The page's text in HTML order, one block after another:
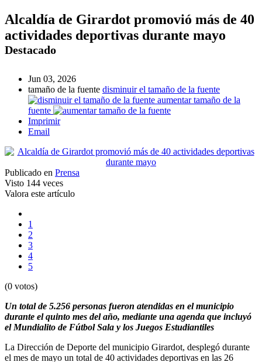
Alcaldía de Girardot promovió más de 40
actividades deportivas durante mayo
Destacado
Jun 03, 2026
tamaño de la fuente disminuir el tamaño de la fuente
aumentar tamaño de la
fuente
Imprimir
Email
Publicado en Prensa
Visto 144 veces
Valora este artículo
1
2
3
4
5
(0 votos)
Un total de 5.256 personas fueron atendidas en el municipio
durante el quinto mes del año, mediante una agenda que incluyó
el Mundialito de Fútbol Sala y los Juegos Estudiantiles
La Dirección de Deporte del municipio Girardot, desplegó durante
el mes de mayo un total de 40 actividades deportivas en las 26